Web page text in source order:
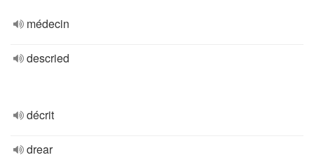
médecin
descried
décrit
drear